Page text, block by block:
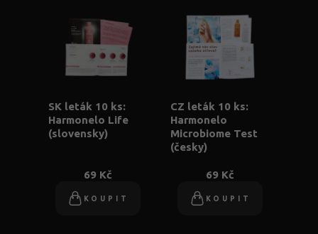
SK leták 10 ks:
Harmonelo Life
(slovensky)
69 Kč
KOUPIT
CZ leták 10 ks:
Harmonelo
Microbiome Test
(česky)
69 Kč
KOUPIT